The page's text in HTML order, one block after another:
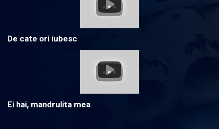
De cate ori iubesc
Ei hai, mandrulita mea